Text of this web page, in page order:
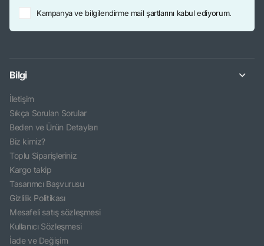
Kampanya ve bilgilendirme mail şartlarını kabul ediyorum.
Bilgi
İletişim
Sıkça Sorulan Sorular
Beden ve Ürün Detayları
Biz kimiz?
Toplu Siparişleriniz
Kargo takip
Tasarımcı Başvurusu
Gizlilik Politikası
Mesafeli satış sözleşmesi
Kullanıcı Sözleşmesi
İade ve Değişim